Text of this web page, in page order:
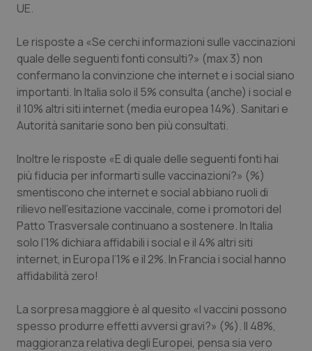
Toscana
Umbria
Valle D’Aosta
Veneto
Obesità
Oftalmologia
Oncodermatologia
Oncoematologia
Oncologia & Nutrizione
Psoriasi & pelle
Quotidiano Cardiologia
Quotidiano Chirurgia
Quotidiano Oncologia
UE.
Le risposte a «Se cerchi informazioni sulle vaccinazioni
quale delle seguenti fonti consulti?» (max 3) non
confermano la convinzione che internet e i social siano
importanti. In Italia solo il 5% consulta (anche) i social e
il 10% altri siti internet (media europea 14%). Sanitari e
Autorità sanitarie sono ben più consultati.
Inoltre le risposte «E di quale delle seguenti fonti hai
più fiducia per informarti sulle vaccinazioni?» (%)
smentiscono che internet e social abbiano ruoli di
rilievo nell’esitazione vaccinale, come i promotori del
Patto Trasversale continuano a sostenere. In Italia
solo l’1% dichiara affidabili i social e il 4% altri siti
internet, in Europa l’1% e il 2%. In Francia i social hanno
affidabilità zero!
La sorpresa maggiore è al quesito «I vaccini possono
spesso produrre effetti avversi gravi?» (%). Il 48%,
maggioranza relativa degli Europei, pensa sia vero